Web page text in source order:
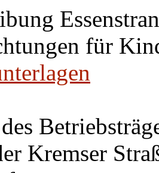
für
Kremser